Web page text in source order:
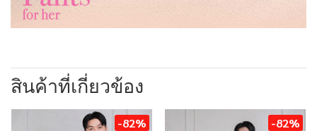
สินค้าที่เกี่ยวข้อง
-82% -82%